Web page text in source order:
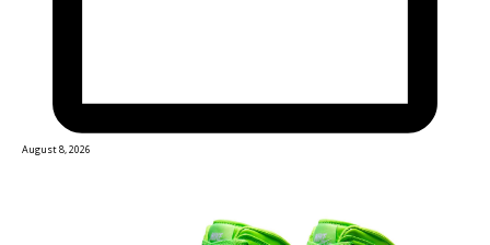
August 8, 2026